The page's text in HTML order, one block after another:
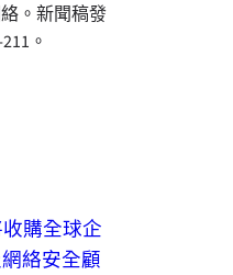
。新聞稿發
。
收購全球企
絡安全顧